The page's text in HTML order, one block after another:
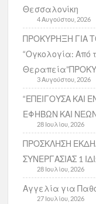
Θεσσαλονίκη
4 Αυγούστου, 2026
ΠΡΟΚΥΡΗΞΗ ΓΙΑ
“Ογκολογία: Από
3 Αυγούστου, 2026
“ΕΠΕΙΓΟΥΣΑ ΚΑΙ
ΕΦΗΒΩΝ ΚΑΙ
28 Ιουλίου, 2026
ΠΡΟΣΚΛΗΣΗ
ΣΥΝΕΡΓΑΣΙΑΣ 1
28 Ιουλίου, 2026
Αγγελία για
27 Ιουλίου, 2026